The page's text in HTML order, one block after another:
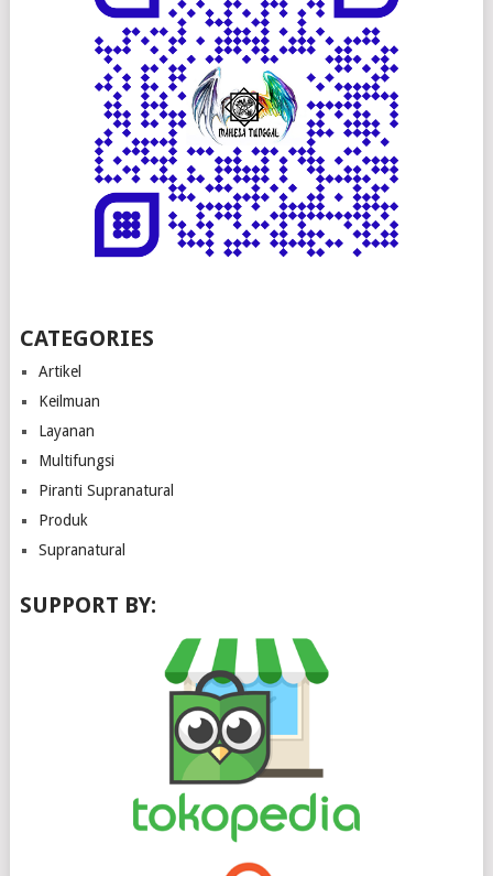
CATEGORIES
Artikel
Keilmuan
Layanan
Multifungsi
Piranti Supranatural
Produk
Supranatural
SUPPORT BY: